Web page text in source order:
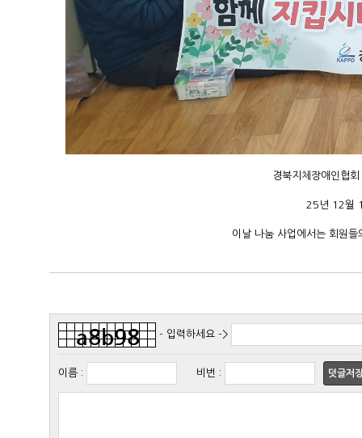
경북지체장애인협
25년 12월
이날 나눔 사업에서는 회원
- 입력하세요 ->
이름: 비번 : 덧글저